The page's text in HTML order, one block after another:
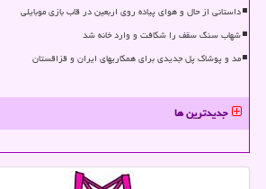
داستانی از حال و هوای پیاده روی اربعین در قاب بازی موبایلی
شهاب سنگ سقف را شکافت و وارد خانه شد
مد و پوشاک پل جدیدی برای همکاریهای ایران و قزاقستان
جدیدترین ها